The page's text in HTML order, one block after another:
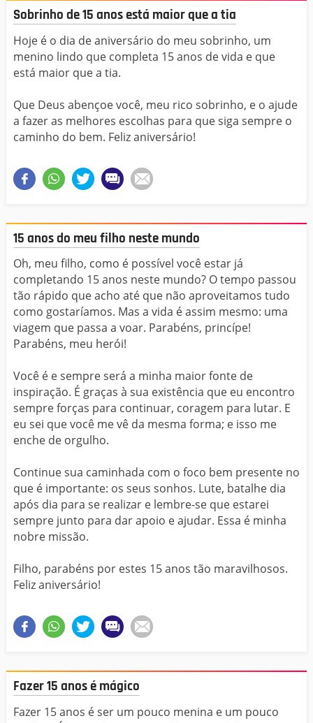
Sobrinho de 15 anos está maior que a tia
Hoje é o dia de aniversário do meu sobrinho, um
menino lindo que completa 15 anos de vida e que
está maior que a tia.
Que Deus abençoe você, meu rico sobrinho, e o ajude
a fazer as melhores escolhas para que siga sempre o
caminho do bem. Feliz aniversário!
15 anos do meu filho neste mundo
Oh, meu filho, como é possível você estar já
completando 15 anos neste mundo? O tempo passou
tão rápido que acho até que não aproveitamos tudo
como gostaríamos. Mas a vida é assim mesmo: uma
viagem que passa a voar. Parabéns, princípe!
Parabéns, meu herói!
Você é e sempre será a minha maior fonte de
inspiração. É graças à sua existência que eu encontro
sempre forças para continuar, coragem para lutar. E
eu sei que você me vê da mesma forma; e isso me
enche de orgulho.
Continue sua caminhada com o foco bem presente no
que é importante: os seus sonhos. Lute, batalhe dia
após dia para se realizar e lembre-se que estarei
sempre junto para dar apoio e ajudar. Essa é minha
nobre missão.
Filho, parabéns por estes 15 anos tão maravilhosos.
Feliz aniversário!
Fazer 15 anos é mágico
Fazer 15 anos é ser um pouco menina e um pouco